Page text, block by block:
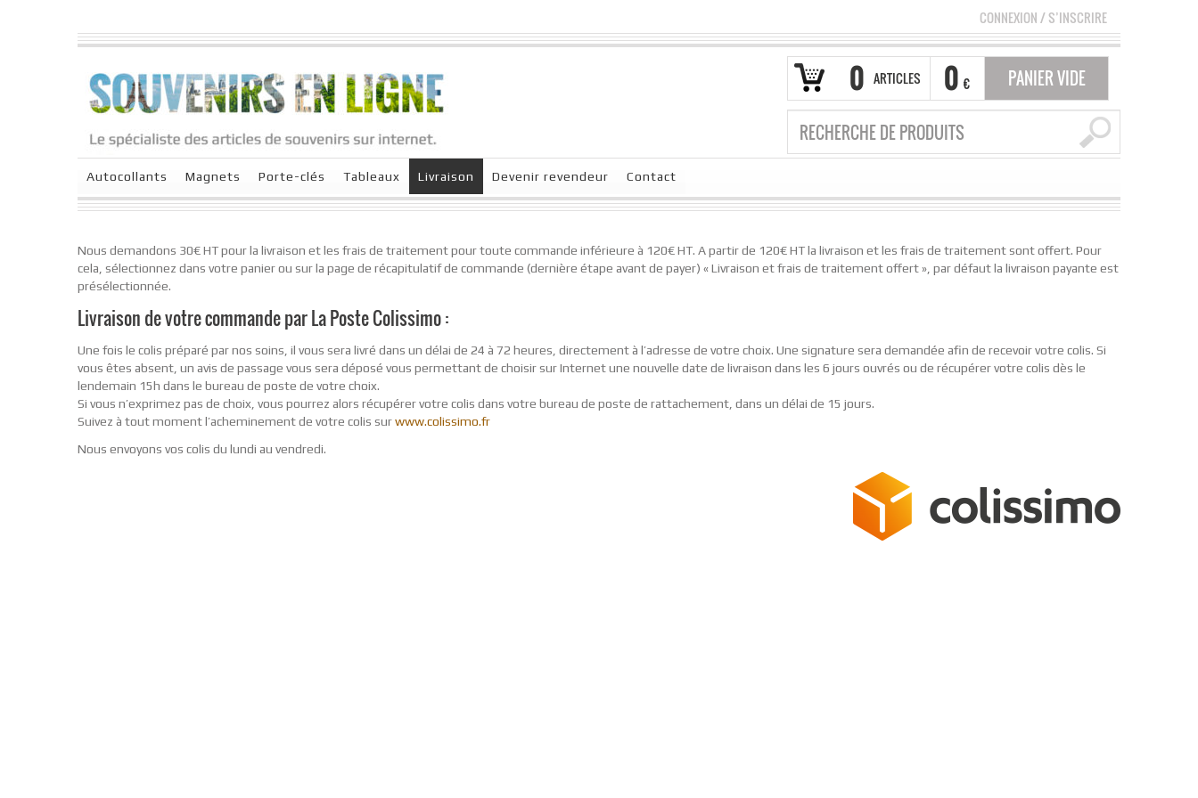
CONNEXION/S’INSCRIRE
0 ARTICLES 0 € PANIER VIDE
Autocollants Magnets Porte-clés Tableaux Livraison Devenir revendeur Contact
Nous demandons 30€ HT pour la livraison et les frais de traitement pour toute commande inférieure à 120€ HT. A partir de 120€ HT la livraison et les frais de traitement sont offert. Pour
cela, sélectionnez dans votre panier ou sur la page de récapitulatif de commande (dernière étape avant de payer) « Livraison et frais de traitement offert », par défaut la livraison payante est
présélectionnée.
Livraison de votre commande par La Poste Colissimo :
Une fois le colis préparé par nos soins, il vous sera livré dans un délai de 24 à 72 heures, directement à l’adresse de votre choix. Une signature sera demandée afin de recevoir votre colis. Si
vous êtes absent, un avis de passage vous sera déposé vous permettant de choisir sur Internet une nouvelle date de livraison dans les 6 jours ouvrés ou de récupérer votre colis dès le
lendemain 15h dans le bureau de poste de votre choix.
Si vous n’exprimez pas de choix, vous pourrez alors récupérer votre colis dans votre bureau de poste de rattachement, dans un délai de 15 jours.
Suivez à tout moment l’acheminement de votre colis surwww.colissimo.fr
Nous envoyons vos colis du lundi au vendredi.